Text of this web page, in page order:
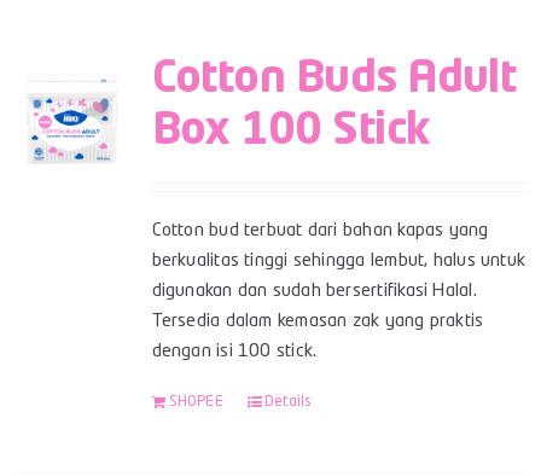
Cotton Buds Adult
Box 100 Stick
Cotton bud terbuat dari bahan kapas yang
berkualitas tinggi sehingga lembut, halus untuk
digunakan dan sudah bersertifikasi Halal.
Tersedia dalam kemasan zak yang praktis
dengan isi 100 stick.
SHOPEE Details